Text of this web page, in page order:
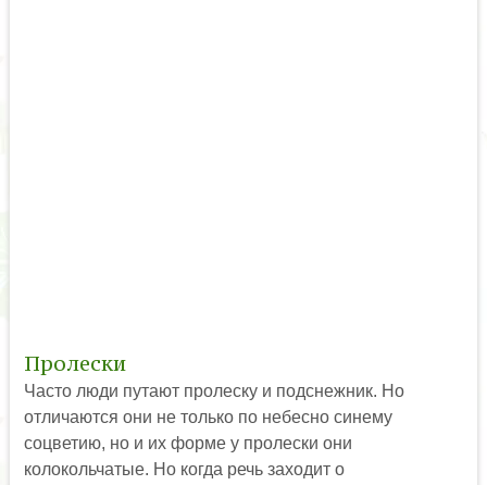
Пролески
Часто люди путают пролеску и подснежник. Но
отличаются они не только по небесно синему
соцветию, но и их форме у пролески они
колокольчатые. Но когда речь заходит о